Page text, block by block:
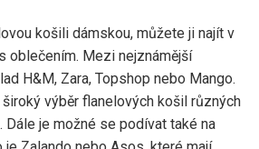
košili dámskou, můžete ji najít v
oblečením. Mezi nejznámější
H&M, Zara, Topshop nebo Mango.
výběr flanelových košil různých
Dále je možné se podívat také na